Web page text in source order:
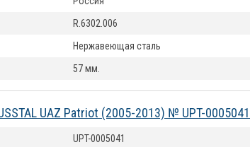
R.6302.006
Нержавеющая сталь
57 мм.
UAZ Patriot (2005-2013) № UPT-0005041
UPT-0005041